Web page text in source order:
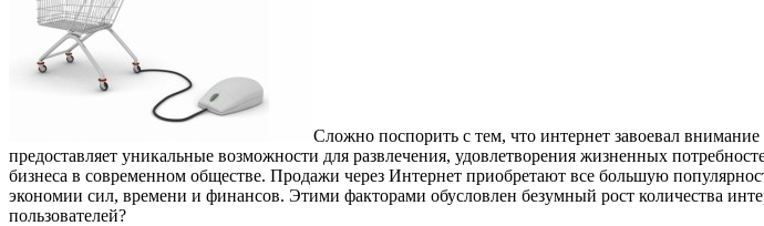
Сложно поспорить с тем, что интернет завоевал
предоставляет уникальные возможности для развлечения, удовлетворения жизненных
бизнеса в современном обществе. Продажи через Интернет приобретают все большую
экономии сил, времени и финансов. Этими факторами обусловлен безумный рост количества
пользователей?